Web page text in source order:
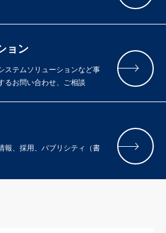
ョン
ステムソリューションなど事
るお問い合わせ、ご相談
報、採用、パブリシティ（書